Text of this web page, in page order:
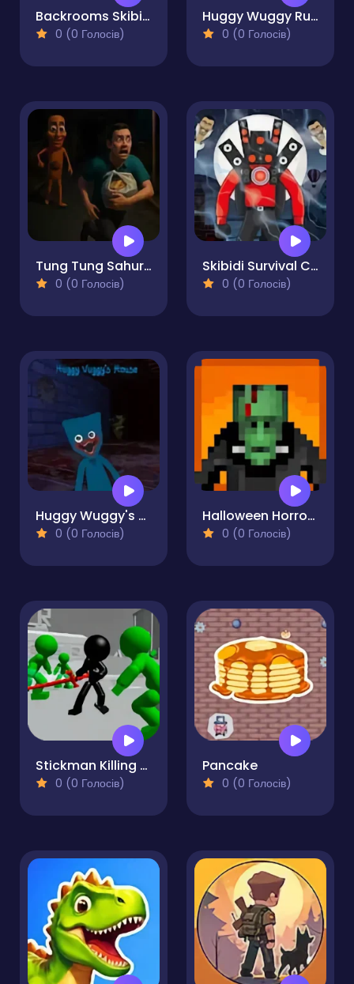
Backrooms Skibidi Toilet Terrors Huggy Wuggy
0 (0 Голосів)
Huggy Wuggy Run From Skibidi Toilet
0 (0 Голосів)
Tung Tung Sahur Midnight Terror
0 (0 Голосів)
Skibidi Survival Challenge
0 (0 Голосів)
Huggy Wuggy's House
0 (0 Голосів)
Halloween Horror Massacre
0 (0 Голосів)
Stickman Killing Zombie 3D
0 (0 Голосів)
Pancake
0 (0 Голосів)